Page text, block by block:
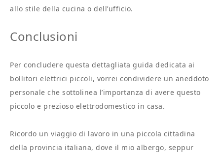
allo stile della cucina o dell’ufficio.
Conclusioni
Per concludere questa dettagliata guida dedicata ai
bollitori elettrici piccoli, vorrei condividere un aneddoto
personale che sottolinea l’importanza di avere questo
piccolo e prezioso elettrodomestico in casa.
Ricordo un viaggio di lavoro in una piccola cittadina
della provincia italiana, dove il mio albergo, seppur